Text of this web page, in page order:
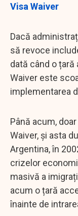
Visa Waiver
Dacă
să revoce
dată când o
Waiver este
implementarea
Până acum,
Waiver, și asta
Argentina, în
crizelor
masivă a
acum o țară
înainte de